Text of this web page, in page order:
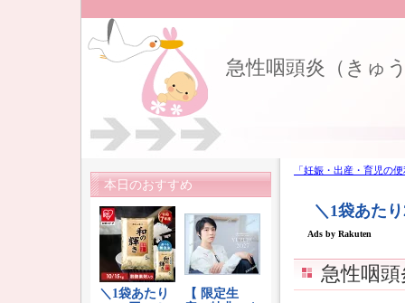
急性咽頭炎（きゅ
「妊娠・出産・育児の
急性咽
本日のおすすめ